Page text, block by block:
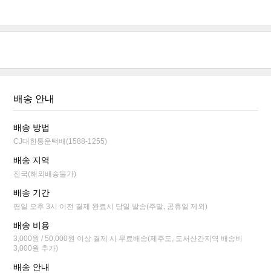
배송 안내
배송 방법
CJ대한통운택배(1588-1255)
배송 지역
전국(해외배송불가)
배송 기간
평일 오후 3시 이전 결제 완료시 당일 발송(주말, 공휴일 제외)
배송 비용
3,000원 / 50,000원 이상 결제 시 무료배송(제주도, 도서산간지역 배송비
3,000원 추가)
배송 안내